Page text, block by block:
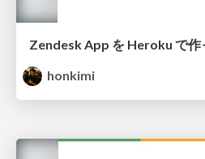
Zendesk App を Heroku で作
honkimi